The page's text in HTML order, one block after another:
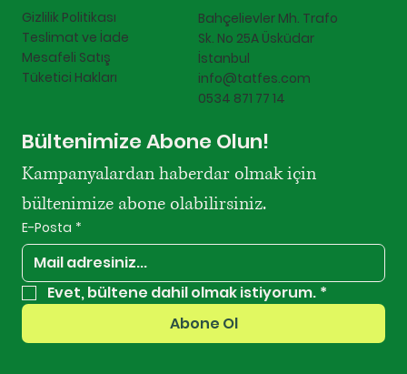
Gizlilik Politikası
Teslimat ve İade
Mesafeli Satış
Tüketici Hakları
Bahçelievler Mh. Trafo
Sk. No 25A Üsküdar
İstanbul
info@tatfes.com
0534 871 77 14
Bültenimize Abone Olun!
Kampanyalardan haberdar olmak için
bültenimize abone olabilirsiniz.
E-Posta *
Evet, bültene dahil olmak istiyorum. *
Abone Ol